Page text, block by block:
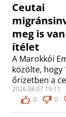
Ceutai
meg is
ítélet
A Marokkói
közölte, hogy
őrizetben a
2026.08.07 19:11
0
0